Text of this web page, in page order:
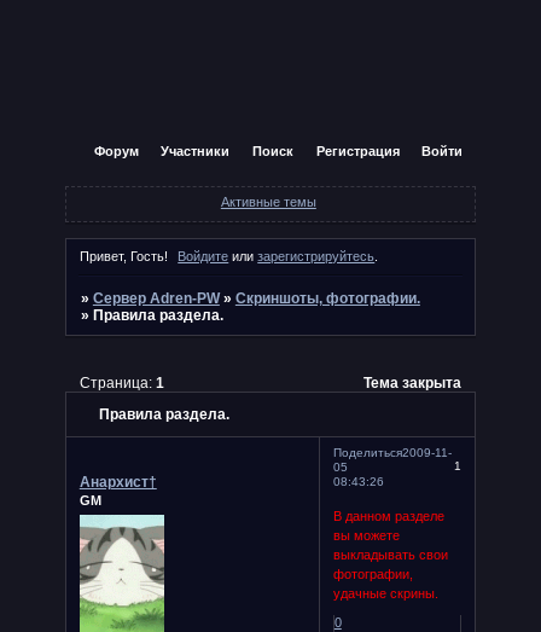
Форум Участники Поиск Регистрация Войти
Активные темы
Привет, Гость! Войдите илизарегистрируйтесь.
» Сервер Adren-PW » Скриншоты, фотографии.
» Правила раздела.
Правила раздела.
Страница: 1 Тема закрыта
Поделиться
1
2009-11-
05
08:43:26
Анархист†
GM
В данном разделе
вы можете
выкладывать свои
фотографии,
удачные скрины.
0